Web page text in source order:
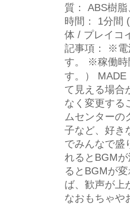
質： ABS樹
時間： 1分間
体 / プレイコ
記事項： ※電
す。 ※稼働時
す。）
て見える場合
なく変更する
ムセンターの
子など、好き
でみんなで盛
れるとBGM
るとBGMが
ば、歓声が上
なおもちゃや